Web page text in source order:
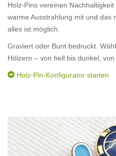
Holz-Pins vereinen
warme Ausstrahlung mit und das
alles ist möglich.
Graviert oder Bunt bedruckt.
Hölzern – von hell bis dunkel, von
Holz-Pin-Konfigurator starten